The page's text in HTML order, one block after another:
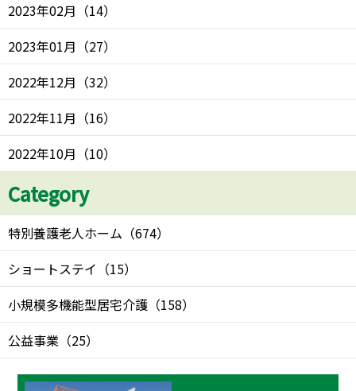
2023年02月 （14）
2023年01月 （27）
2022年12月 （32）
2022年11月 （16）
2022年10月 （10）
Category
特別養護老人ホーム （674）
ショートステイ （15）
小規模多機能型居宅介護 （158）
公益事業 （25）